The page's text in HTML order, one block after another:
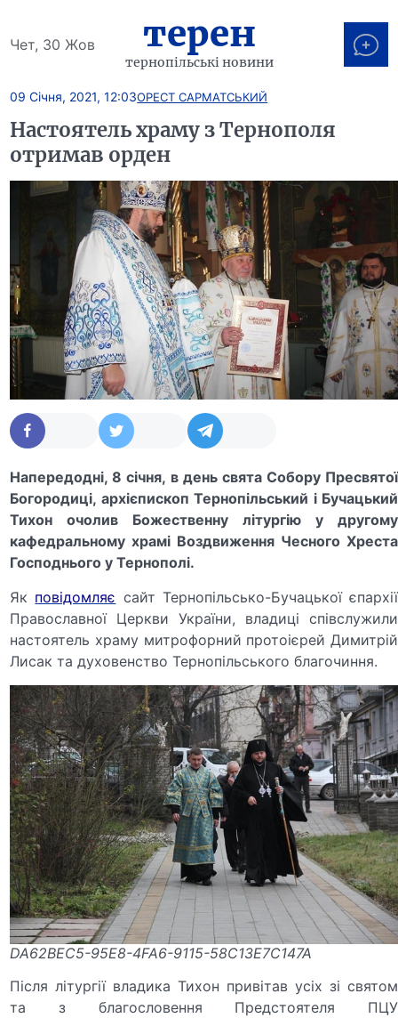
Чет, 30 Жов терен
тернопільські новини
09 Січня, 2021, 12:03ОРЕСТ САРМАТСЬКИЙ
Настоятель храму з Тернополя
отримав орден
Напередодні,8 січня, в день свята Собору Пресвятої
Богородиці, архієпископ Тернопільський і Бучацький
Тихоночолив Божественну літургію у другому
кафедральному храмі Воздвиження Чесного Хреста
ГосподньогоуТернополі.
Як повідомляє сайт Тернопільсько-Бучацької єпархії
Православної Церкви України, владиці співслужили
настоятель храму митрофорний протоієрей Димитрій
Лисак та духовенство Тернопільського благочиння.
DA62BEC5-95E8-4FA6-9115-58C13E7C147A
Післялітургії владика Тихон привітав усіх зі святом
та з благословення Предстоятеля ПЦУ